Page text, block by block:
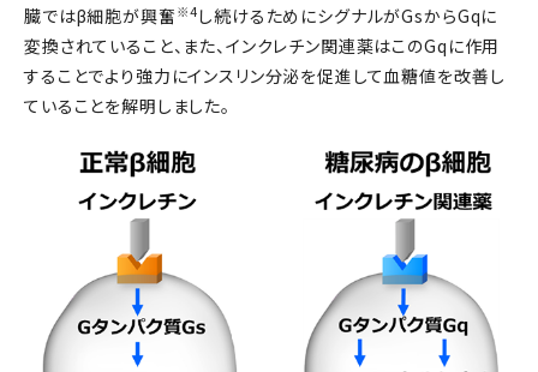
臓ではβ細胞が興奮※4 し続けるためにシグナルがGsからGqに
変換されていること、また、インクレチン関連薬はこのGqに作用
することでより強力にインスリン分泌を促進して血糖値を改善し
ていることを解明しました。